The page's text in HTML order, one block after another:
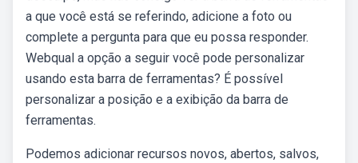
a que você está se referindo, adicione a foto ou
complete a pergunta para que eu possa responder.
Webqual a opção a seguir você pode personalizar
usando esta barra de ferramentas? É possível
personalizar a posição e a exibição da barra de
ferramentas.
Podemos adicionar recursos novos, abertos, salvos,